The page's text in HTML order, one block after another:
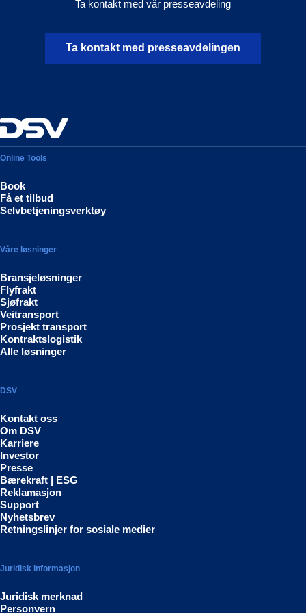
Ta kontakt med vår presseavdeling
Ta kontakt med presseavdelingen
Online Tools
Book
Få et tilbud
Selvbetjeningsverktøy
Våre løsninger
Bransjeløsninger
Flyfrakt
Sjøfrakt
Veitransport
Prosjekt transport
Kontraktslogistik
Alle løsninger
DSV
Kontakt oss
Om DSV
Karriere
Investor
Presse
Bærekraft | ESG
Reklamasjon
Support
Nyhetsbrev
Retningslinjer for sosiale medier
Juridisk informasjon
Juridisk merknad
Personvern